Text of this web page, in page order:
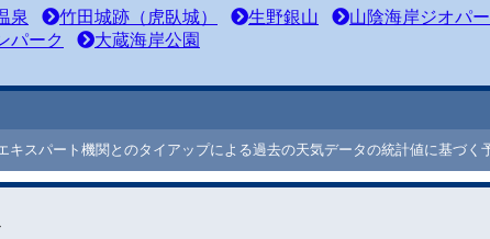
泉 竹田城跡（虎臥城） 生野銀山 山陰海岸ジオパ
パーク 大蔵海岸公園
スパート機関とのタイアップによる過去の天気データの統計値に基づく